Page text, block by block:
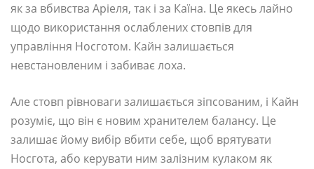
як за вбивства Аріеля, так і за Каїна. Це якесь лайно
щодо використання ослаблених стовпів для
управління Носготом. Кайн залишається
невстановленим і забиває лоха.
Але стовп рівноваги залишається зіпсованим, і Кайн
розуміє, що він є новим хранителем балансу. Це
залишає йому вибір вбити себе, щоб врятувати
Носгота, або керувати ним залізним кулаком як